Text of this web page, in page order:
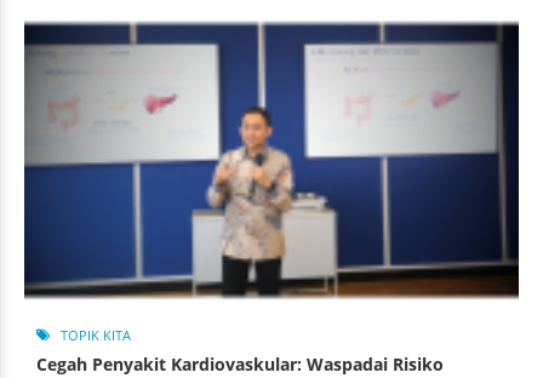
TOPIK KITA
Cegah Penyakit Kardiovaskular: Waspadai Risiko